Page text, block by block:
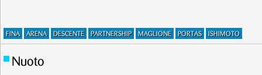
FINA ARENA DESCENTE PARTNERSHIP MAGLIONE PORTAS ISHIMOTO
Nuoto